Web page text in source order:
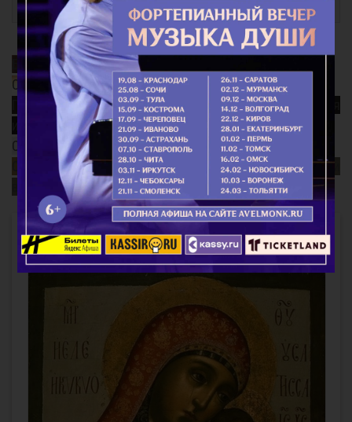
Молитвы святым
Благодатный Огонь
Смысл поста
Почему так важно поминать усопших? Непридуманная
история...
Старец Варнава (Меркулов)
Священномученик Ермоген, патриарх Московский и
всея Руси
Интересное